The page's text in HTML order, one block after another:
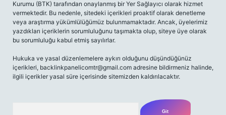
Kurumu (BTK) tarafından onaylanmış bir Yer Sağlayıcı olarak hizmet
vermektedir. Bu nedenle, sitedeki içerikleri proaktif olarak denetleme
veya araştırma yükümlülüğümüz bulunmamaktadır. Ancak, üyelerimiz
yazdıkları içeriklerin sorumluluğunu taşımakta olup, siteye üye olarak
bu sorumluluğu kabul etmiş sayılırlar.
Hukuka ve yasal düzenlemelere aykırı olduğunu düşündüğünüz
içerikleri, backlinkpanelicomtr@gmail.com adresine bildirmeniz halinde,
ilgili içerikler yasal süre içerisinde sitemizden kaldırılacaktır.